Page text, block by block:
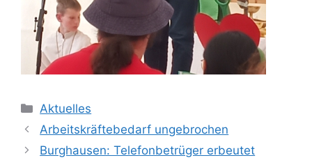
Kategorien
Aktuelles
Arbeitskräftebedarf ungebrochen
Burghausen: Telefonbetrüger erbeutet